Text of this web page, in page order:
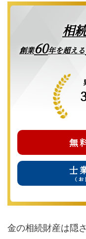
相
創業60年を超える
無
士
（
金の相続財産は隠